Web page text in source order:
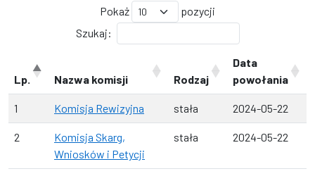
Pokaż
pozycji
Szukaj:
Lp. Nazwa komisji Rodzaj
Data
powołania
1 Komisja Rewizyjna stała 2024-05-22
2
Komisja Skarg,
Wniosków i Petycji
stała 2024-05-22